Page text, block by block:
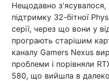
Нещодавно
підтримку 32-бітної
серії, через що вони у
програють старішим
каналу Gamers Nexus
проблеми і порівняли
580, що вийшла в